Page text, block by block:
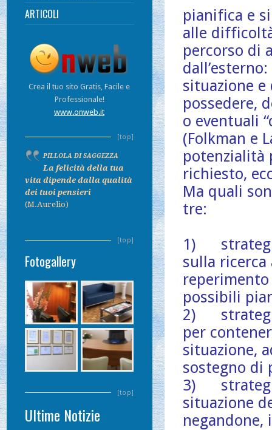
ARTICOLI
Crea il tuo sito Gratis, Facile e
Professionale!
www.onweb.it
[top]
PILLOLA DI SAGGEZZA
La felicità della tua
vita dipende dalla qualità
dei tuoi pensieri
(M.Aurelio)
[top]
Fotogallery
[top]
Ultime Notizie
pianifica e
alle
percorso di
situazione
possedere,
o eventuali
(Folkman e
potenzialità
richiesto,
Ma quali
tre:
1)
sulla
possibili
2)
per
situazione,
sostegno di
3)
situazione
negandone,